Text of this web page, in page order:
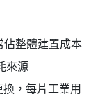
佔整體建置成本
來源
換，每片工業用